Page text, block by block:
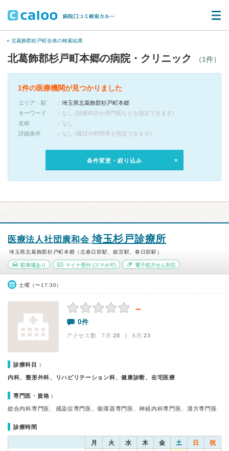
« 北葛飾郡杉戸町全体の検索結果
北葛飾郡杉戸町本郷の病院・クリニック （1件）
1件の医療機関が見つかりました
エリア・駅
埼玉県北葛飾郡杉戸町本郷
キーワード
なし (診療科目や専門医などを指定できます)
名称
なし
詳細条件
なし (曜日や時間帯を指定できます)
条件変更・絞り込み
医療法人社団廣和会埼玉杉戸診療所
埼玉県北葛飾郡杉戸町本郷（北春日部駅、姫宮駅、春日部駅）
駐車場あり マイナ受付(スマホ可) 電子処方せん対応
土曜（〜17:30）
－
0件
アクセス数 7月:28 | 6月:23
診療科目：
内科、整形外科、リハビリテーション科、健康診断、在宅医療
専門医・資格：
総合内科専門医、感染症専門医、循環器専門医、神経内科専門医、漢方専門医
診療時間
月 火 水 木 金 土 日 祝